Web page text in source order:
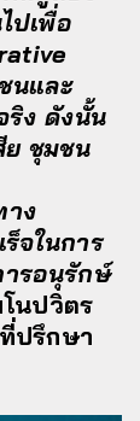
ปเพื่อ
นและ
ริง ดังนั้น
ย ชุมชน
าง
จในการ
ารอนุรักษ์
นปวิตร
ปรึกษา